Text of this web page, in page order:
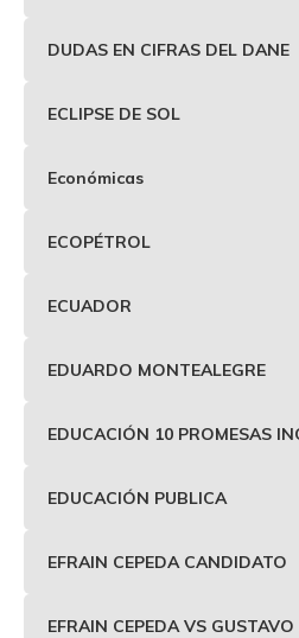
DUDAS EN CIFRAS DEL DANE
ECLIPSE DE SOL
Económicas
ECOPÉTROL
ECUADOR
EDUARDO MONTEALEGRE
EDUCACIÓN 10 PROMESAS
EDUCACIÓN PUBLICA
EFRAIN CEPEDA CANDIDATO
EFRAIN CEPEDA VS GUSTAVO